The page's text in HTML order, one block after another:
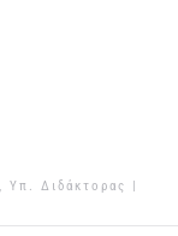
Υπ. Διδάκτορας |